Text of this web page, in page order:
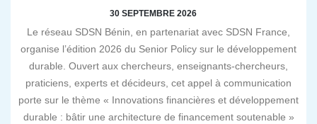
30 SEPTEMBRE 2026
Le réseau SDSN Bénin, en partenariat avec SDSN France,
organise l’édition 2026 du Senior Policy sur le développement
durable. Ouvert aux chercheurs, enseignants-chercheurs,
praticiens, experts et décideurs, cet appel à communication
porte sur le thème « Innovations financières et développement
durable : bâtir une architecture de financement soutenable »